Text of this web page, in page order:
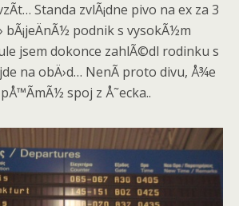
Standa zvlÃ¡dne pivo na ex za 3
bÃ¡jeÄnÃ½ podnik s vysokÃ½m
jsem dokonce zahlÃ©dl rodinku s
na obÄ›d… NenÃ­ proto divu, Å¾e
spoj z Å˜ecka..